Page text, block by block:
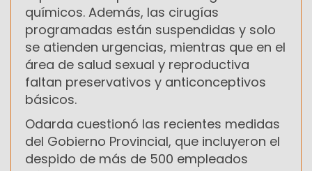
químicos. Además, las cirugías
programadas están suspendidas y solo
se atienden urgencias, mientras que en el
área de salud sexual y reproductiva
faltan preservativos y anticonceptivos
básicos.
Odarda cuestionó las recientes medidas
del Gobierno Provincial, que incluyeron el
despido de más de 500 empleados